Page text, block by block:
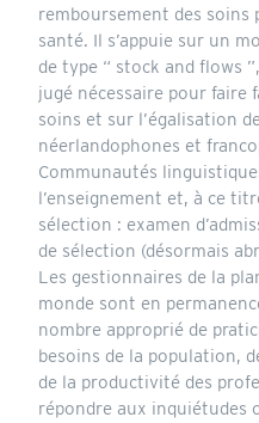
remboursement des soins
santé. Il s’appuie sur un
de type “ stock and flows
jugé nécessaire pour faire
soins et sur l’égalisation
néerlandophones et
Communautés
l’enseignement et, à ce
sélection : examen
de sélection (désormais
Les gestionnaires de la
monde sont en
nombre approprié de
besoins de la population,
de la productivité des
répondre aux inquiétudes